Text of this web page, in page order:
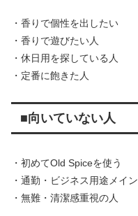
・香りで個性を出したい
・香りで遊びたい人
・休日用を探している人
・定番に飽きた人
■向いていない人
・初めてOld Spiceを使う
・通勤・ビジネス用途メイン
・無難・清潔感重視の人